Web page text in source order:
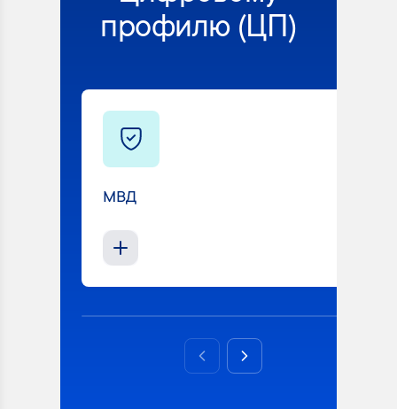
профилю (ЦП)
МВД
Previous slideNext slide